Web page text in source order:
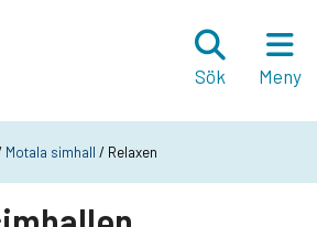
Sök
Meny
Motala simhall / Relaxen